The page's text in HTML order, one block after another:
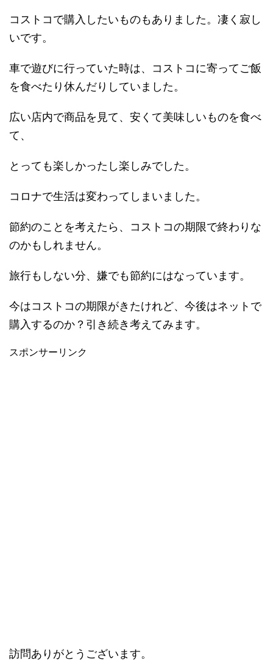
コストコで購入したいものもありました。凄く寂し
いです。
車で遊びに行っていた時は、コストコに寄ってご飯
を食べたり休んだりしていました。
広い店内で商品を見て、安くて美味しいものを食べ
て、
とっても楽しかったし楽しみでした。
コロナで生活は変わってしまいました。
節約のことを考えたら、コストコの期限で終わりな
のかもしれません。
旅行もしない分、嫌でも節約にはなっています。
今はコストコの期限がきたけれど、今後はネットで
購入するのか？引き続き考えてみます。
スポンサーリンク
訪問ありがとうございます。